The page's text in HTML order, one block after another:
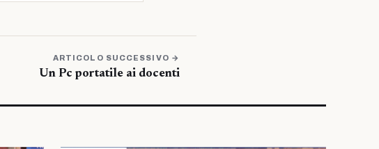
ARTICOLO SUCCESSIVO →
Un Pc portatile ai docenti